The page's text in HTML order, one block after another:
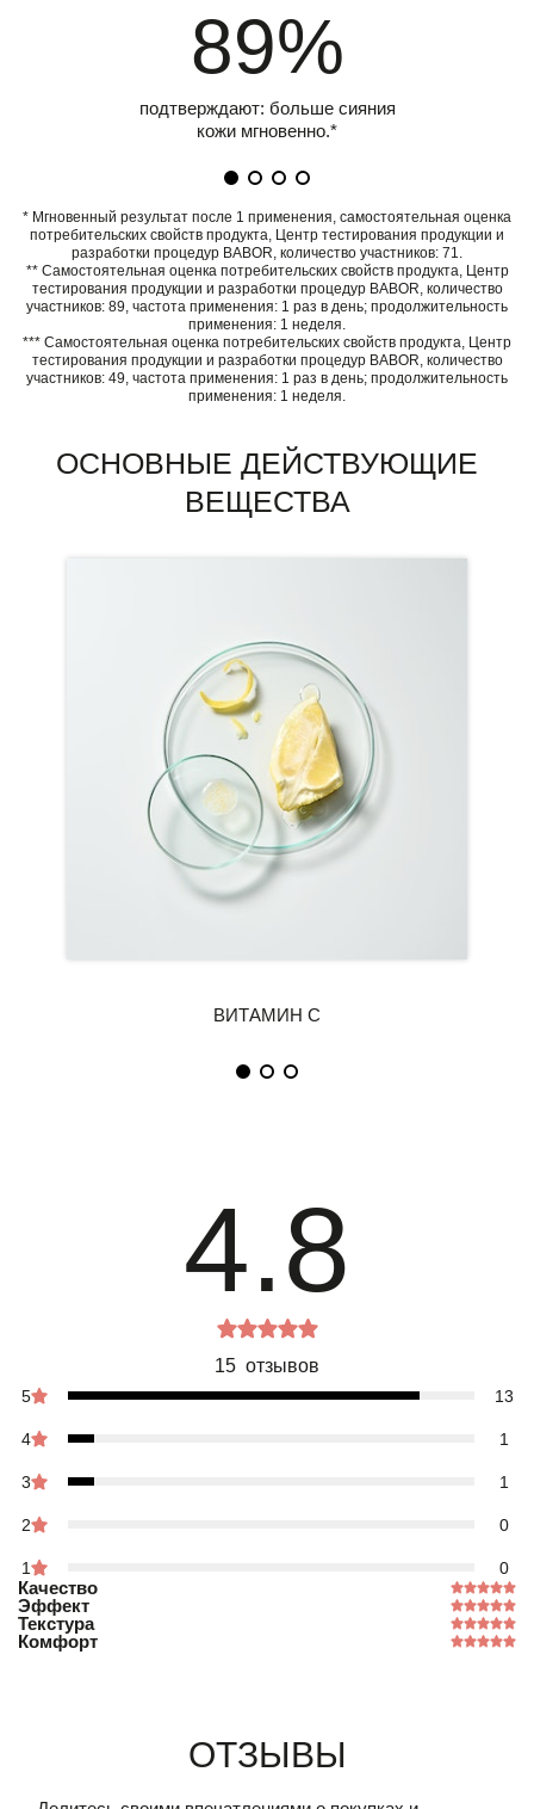
89%
подтверждают: больше сияния
кожи мгновенно.*
* Мгновенный результат после 1 применения, самостоятельная оценка
потребительских свойств продукта, Центр тестирования продукции и
разработки процедур BABOR, количество участников: 71.
** Самостоятельная оценка потребительских свойств продукта, Центр
тестирования продукции и разработки процедур BABOR, количество
участников: 89, частота применения: 1 раз в день; продолжительность
применения: 1 неделя.
*** Самостоятельная оценка потребительских свойств продукта, Центр
тестирования продукции и разработки процедур BABOR, количество
участников: 49, частота применения: 1 раз в день; продолжительность
применения: 1 неделя.
ОСНОВНЫЕ ДЕЙСТВУЮЩИЕ
ВЕЩЕСТВА
4.8
15 отзывов
5 13
4 1
3 1
2 0
1 0
Качество
Эффект
Текстура
Комфорт
Отзывы